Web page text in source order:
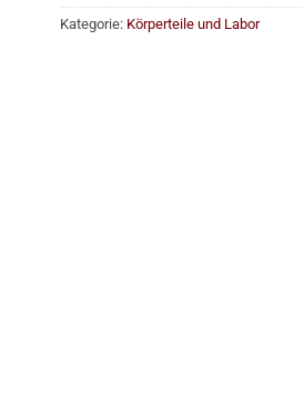
Kategorie: Körperteile und Labor